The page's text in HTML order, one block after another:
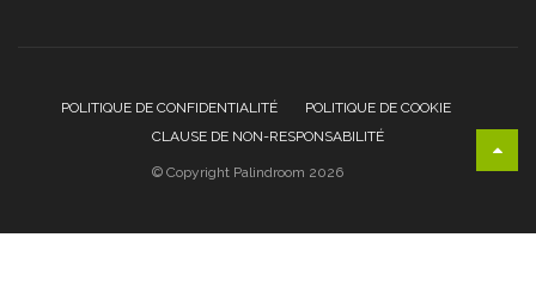
POLITIQUE DE CONFIDENTIALITÉ
POLITIQUE DE COOKIE
CLAUSE DE NON-RESPONSABILITÉ
© Copyright Palindroom 2026